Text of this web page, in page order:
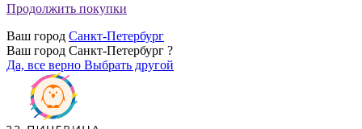
Продолжить покупки
Ваш город Санкт-Петербург
Ваш город Санкт-Петербург ?
Да, все верно Выбрать другой